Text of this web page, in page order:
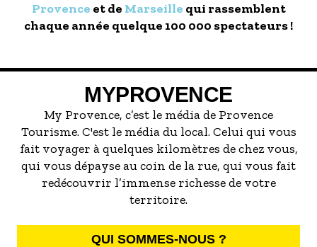
Provence et de Marseille qui rassemblent
chaque année quelque 100 000 spectateurs !
MYPROVENCE
My Provence, c’est le média de Provence
Tourisme. C'est le média du local. Celui qui vous
fait voyager à quelques kilomètres de chez vous,
qui vous dépayse au coin de la rue, qui vous fait
redécouvrir l’immense richesse de votre
territoire.
QUI SOMMES-NOUS ?